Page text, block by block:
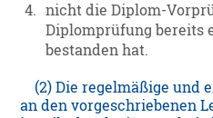
4. nicht die Diplom-
Diplomprüfung bereits
bestanden hat.
(2) Die regelmäßige und
an den vorgeschriebenen